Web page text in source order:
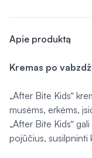
Apie produktą
Kremas po
„After Bite Kids“
musėms, erkėms,
„After Bite Kids“
pojūčius, susilpninti